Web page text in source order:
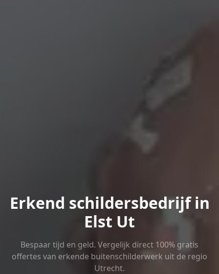
Erkend schildersbedrijf in
Elst Ut
Bespaar tijd en geld. Vergelijk direct 100% gratis
offertes van erkende buitenschilderwerk uit de regio
Utrecht.